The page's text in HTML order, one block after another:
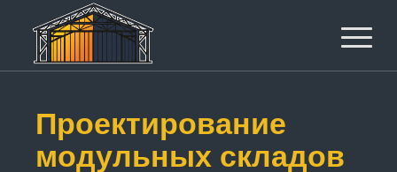
Проектирование
модульных складов